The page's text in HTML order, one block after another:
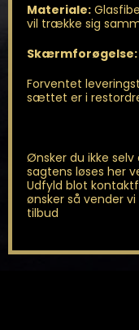
Materiale:
vil trække sig
Skærmforøgelse:
Forventet
sættet er i
Ønsker du ikke
sagtens løses her
Udfyld blot
ønsker så vender
tilbud